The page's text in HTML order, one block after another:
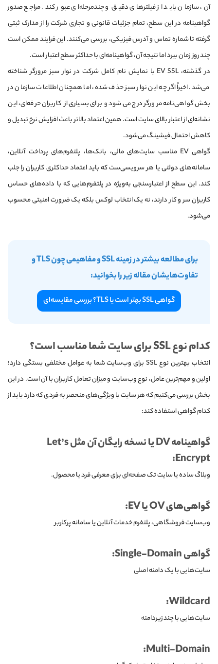
آن، سازمان باید از فیلترهای دقیق و چندمرحله‌ای عبور کند. مراجع صدور
گواهینامه در این سطح، تمام جزئیات قانونی و تجاری شرکت را از مدارک ثبتی
گرفته تا شماره تماس و آدرس فیزیکی، بررسی می‌کنند. این فرایند ممکن است
چند روز زمان ببرد اما نتیجه آن، گواهینامه‌ای با حداکثر سطح اعتبار است.
در گذشته، EV SSL با نمایش نام کامل شرکت در نوار سبز مرورگر شناخته
می‌شد. اخیراً اگر چه این نوار سبز حذف شده، اما همچنان اطلاعات سازمان در
بخش گواهی‌نامه مرورگر درج می‌شود و برای بسیاری از کاربران حرفه‌ای، این
نشانه‌ای از اعتبار بالای سایت است. همین اعتماد بالاتر باعث افزایش نرخ تبدیل و
کاهش احتمال فیشینگ می‌شود.
گواهی EV مناسب سایت‌های مالی، بانک‌ها، پلتفرم‌های پرداخت آنلاین،
سامانه‌های دولتی یا هر سرویسی‌ست که باید اعتماد حداکثری کاربران را جلب
کند. این سطح از اعتبارسنجی به‌ویژه در پلتفرم‌هایی که با داده‌های حساس
کاربران سر و کار دارند، نه یک انتخاب لوکس بلکه یک ضرورت امنیتی محسوب
می‌شود.
برای مطالعه بیشتر در زمینه SSL و مفاهیمی چون TLS و
تفاوت‌هایشان مقاله زیر را بخوانید:
گواهی SSL بهتر است یا TLS؟ بررسی مقایسه‌ای
کدام نوع SSL برای سایت شما مناسب است؟
انتخاب بهترین نوع SSL برای وب‌سایت شما به عوامل مختلفی بستگی دارد؛
اولین و مهم‌ترین عامل، نوع وب‌سایت و میزان تعامل کاربران با آن است. در این
بخش بررسی می‌کنیم که هر سایت با ویژگی‌های منحصر به فردی که دارد باید از
کدام گواهی استفاده کند:
گواهینامه DV یا نسخه رایگان آن مثل Let’s
Encrypt:
وبلاگ ساده یا سایت تک صفحه‌‌ای برای معرفی فرد یا محصول.
گواهی‌های OV یا EV:
وب‌سایت فروشگاهی، پلتفرم خدمات آنلاین یا سامانه‌ پرکاربر
گواهی Single-Domain:
سایت‌هایی با یک دامنه اصلی
Wildcard:
سایت‌هایی با چند زیردامنه
Multi-Domain: